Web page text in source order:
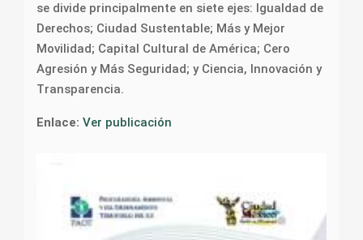
se divide principalmente en siete ejes: Igualdad de
Derechos; Ciudad Sustentable; Más y Mejor
Movilidad; Capital Cultural de América; Cero
Agresión y Más Seguridad; y Ciencia, Innovación y
Transparencia.
Enlace: Ver publicación